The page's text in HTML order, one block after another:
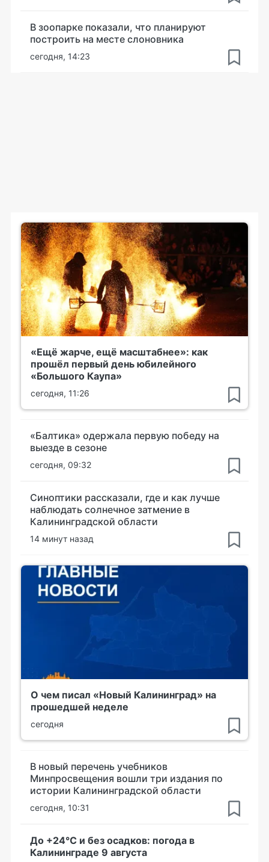
В зоопарке показали, что планируют
построить на месте слоновника
сегодня, 14:23
«Ещё жарче, ещё масштабнее»: как
прошёл первый день юбилейного
«Большого Каупа»
сегодня, 11:26
«Балтика» одержала первую победу на
выезде в сезоне
сегодня, 09:32
Синоптики рассказали, где и как лучше
наблюдать солнечное затмение в
Калининградской области
14 минут назад
О чем писал «Новый Калининград» на
прошедшей неделе
сегодня
В новый перечень учебников
Минпросвещения вошли три издания по
истории Калининградской области
сегодня, 10:31
До +24°С и без осадков: погода в
Калининграде 9 августа